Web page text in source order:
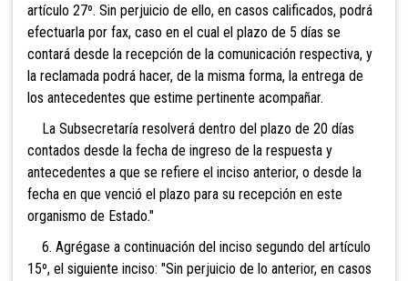
artículo 27º. Sin perjuicio de ello, en casos calificados, podrá
efectuarla por fax, caso en el cual el plazo de 5 días se
contará desde la recepción de la comunicación respectiva, y
la reclamada podrá hacer, de la misma forma, la entrega de
los antecedentes que estime pertinente acompañar.
La Subsecretaría resolverá dentro del plazo de 20 días
contados desde la fecha de ingreso de la respuesta y
antecedentes a que se refiere el inciso anterior, o desde la
fecha en que venció el plazo para su recepción en este
organismo de Estado."
6. Agrégase a continuación del inciso segundo del artículo
15º, el siguiente inciso: "Sin perjuicio de lo anterior, en casos